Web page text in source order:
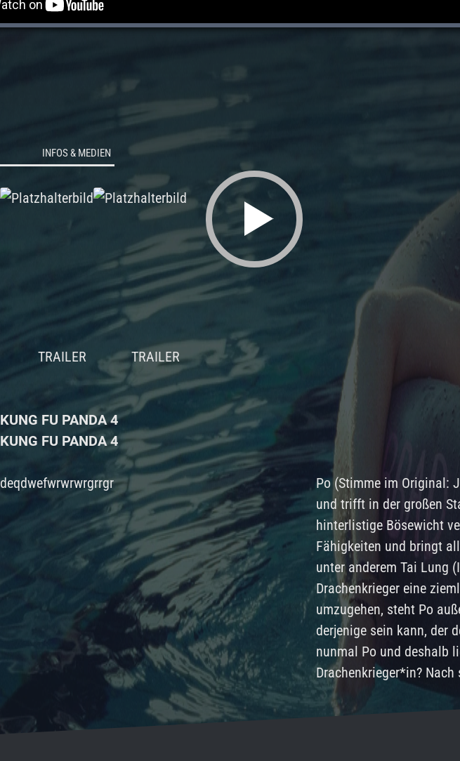
INFOS & MEDIEN
KUNG FU PANDA 4
KUNG FU PANDA 4
deqdwefwrwrwrgrrgr
Po (Stimme im Original:
und trifft in der großen
hinterlistige Bösewicht
Fähigkeiten und bringt
unter anderem Tai Lung
Drachenkrieger eine
umzugehen, steht Po
derjenige sein kann, der
nunmal Po und deshalb
Drachenkrieger*in? Nach